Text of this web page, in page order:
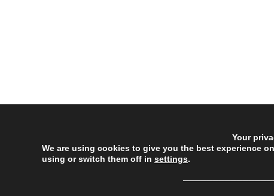
Your
We are using cookies to give you the best experience
using or switch them off in settings.